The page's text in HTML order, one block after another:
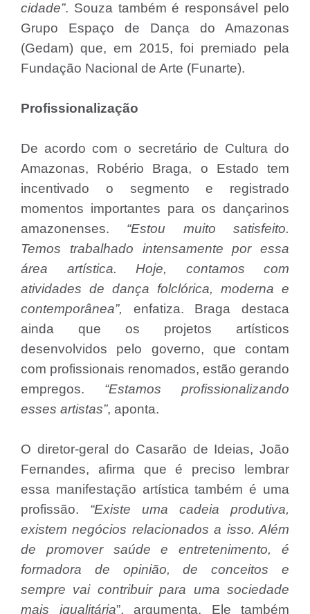
cidade”. Souza também é responsável pelo
Grupo Espaço de Dança do Amazonas
(Gedam) que, em 2015, foi premiado pela
Fundação Nacional de Arte (Funarte).
Profissionalização
De acordo com o secretário de Cultura do
Amazonas, Robério Braga, o Estado tem
incentivado o segmento e registrado
momentos importantes para os dançarinos
amazonenses. “Estou muito satisfeito.
Temos trabalhado intensamente por essa
área artística. Hoje, contamos com
atividades de dança folclórica, moderna e
contemporânea”, enfatiza. Braga destaca
ainda que os projetos artísticos
desenvolvidos pelo governo, que contam
com profissionais renomados, estão gerando
empregos. “Estamos profissionalizando
esses artistas”, aponta.
O diretor-geral do Casarão de Ideias, João
Fernandes, afirma que é preciso lembrar
essa manifestação artística também é uma
profissão. “Existe uma cadeia produtiva,
existem negócios relacionados a isso. Além
de promover saúde e entretenimento, é
formadora de opinião, de conceitos e
sempre vai contribuir para uma sociedade
mais igualitária”, argumenta. Ele também